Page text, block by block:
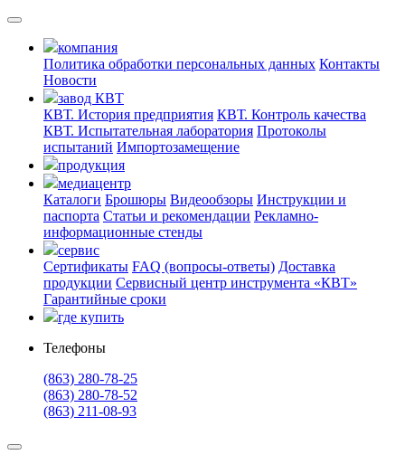
компания
Политика обработки персональных данных Контакты
Новости
завод КВТ
КВТ. История предприятия КВТ. Контроль качества
КВТ. Испытательная лаборатория Протоколы
испытаний Импортозамещение
продукция
медиацентр
Каталоги Брошюры Видеообзоры Инструкции и
паспорта Статьи и рекомендации Рекламно-
информационные стенды
сервис
Сертификаты FAQ (вопросы-ответы) Доставка
продукции Сервисный центр инструмента «КВТ»
Гарантийные сроки
где купить
Телефоны
(863) 280-78-25
(863) 280-78-52
(863) 211-08-93